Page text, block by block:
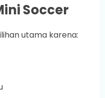
Soccer
utama karena: